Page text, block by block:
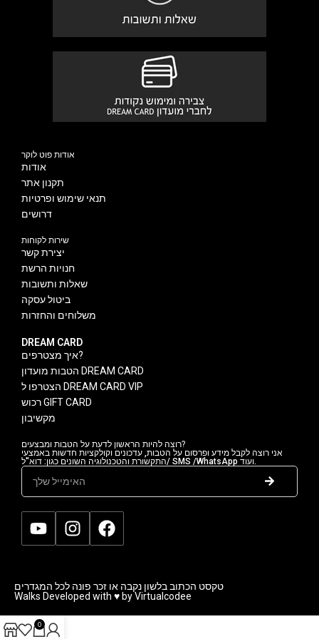
אודות פוט לוקר
אודות
תקנון אתר
תנאי שימוש ופרטיות
דרושים
שירות לקוחות
יצירת קשר
חנויות הרשת
שאלות ותשובות
ביטול עסקה
משלוחים והחזרות
DREAM CARD
איך מצטרפים?
הטבות מועדון DREAM CARD
הצטרפו ל DREAM CARD VIP
רכוש GIFT CARD
מקשיבון
רוצה להיות הראשון לדעת על הטבות ומבצעים?
אני רוצה לקבל מידע ופרסום על הטבות, עדכונים וקולקציות חדשות באמצעי
התקשורת והטכנולוגיה השונים כגון: דוא"ל/ SMS /WhatsApp ועוד.
טקסט הכתוב בלשון נקבה או זכר פונה לכל המגדרים
Walks Developed with ♥ by Virtualcodee
0